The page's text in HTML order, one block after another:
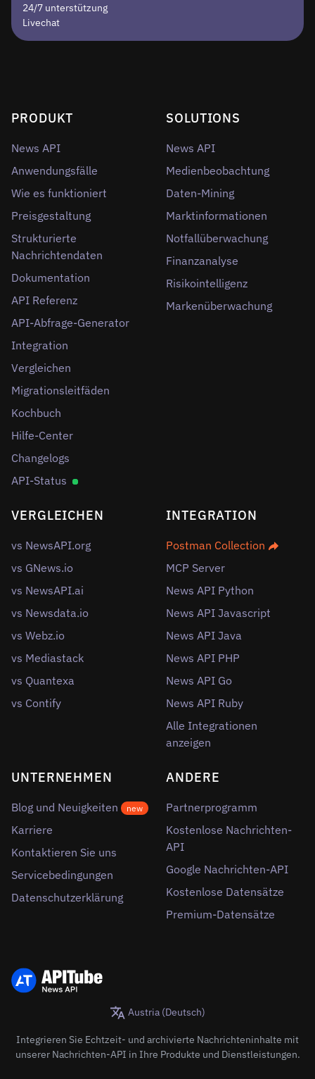
24/7 unterstützung
Livechat
PRODUKT
News API
Anwendungsfälle
Wie es funktioniert
Preisgestaltung
Strukturierte
Nachrichtendaten
Dokumentation
API Referenz
API-Abfrage-Generator
Integration
Vergleichen
Migrationsleitfäden
Kochbuch
Hilfe-Center
Changelogs
API-Status
SOLUTIONS
News API
Medienbeobachtung
Daten-Mining
Marktinformationen
Notfallüberwachung
Finanzanalyse
Risikointelligenz
Markenüberwachung
VERGLEICHEN
vs NewsAPI.org
vs GNews.io
vs NewsAPI.ai
vs Newsdata.io
vs Webz.io
vs Mediastack
vs Quantexa
vs Contify
INTEGRATION
Postman Collection
MCP Server
News API Python
News API Javascript
News API Java
News API PHP
News API Go
News API Ruby
Alle Integrationen
anzeigen
UNTERNEHMEN
Blog und Neuigkeiten new
Karriere
Kontaktieren Sie uns
Servicebedingungen
Datenschutzerklärung
ANDERE
Partnerprogramm
Kostenlose Nachrichten-
API
Google Nachrichten-API
Kostenlose Datensätze
Premium-Datensätze
Austria (Deutsch)
Integrieren Sie Echtzeit- und archivierte Nachrichteninhalte mit
unserer Nachrichten-API in Ihre Produkte und Dienstleistungen.